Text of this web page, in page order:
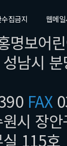
집금지 웹메
명보어
남시
FAX
시 장
115호